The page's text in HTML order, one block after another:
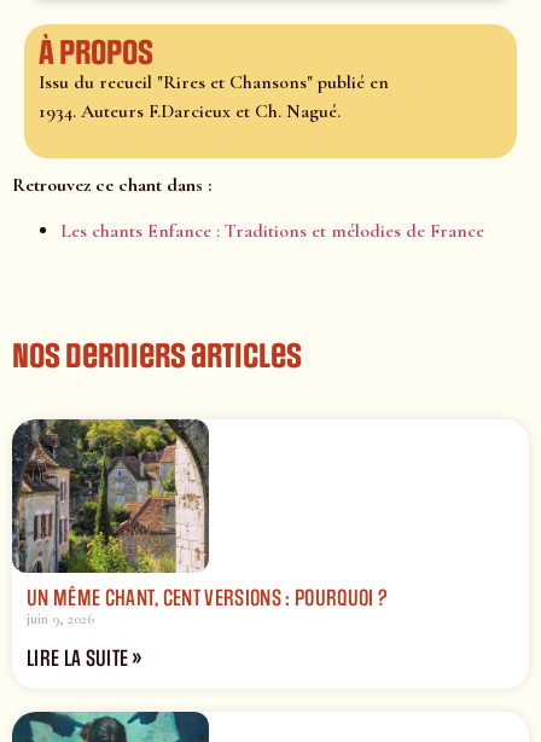
À propos
Issu du recueil "Rires et Chansons" publié en
1934. Auteurs F.Darcieux et Ch. Nagué.
Retrouvez ce chant dans :
Les chants Enfance : Traditions et mélodies de France
Nos derniers articles
UN MÊME CHANT, CENT VERSIONS : POURQUOI ?
juin 9, 2026
LIRE LA SUITE »